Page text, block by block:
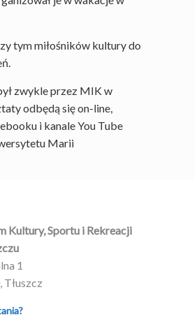
tym miłośników kultury do
zwykle przez MIK w
odbędą się on-line,
i kanale You Tube
Marii
Kultury, Sportu i Rekreacji
1